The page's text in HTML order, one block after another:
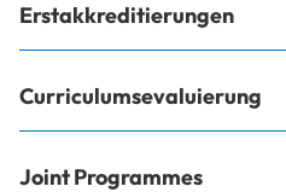
Erstakkreditierungen
Curriculumsevaluierung
Joint Programmes